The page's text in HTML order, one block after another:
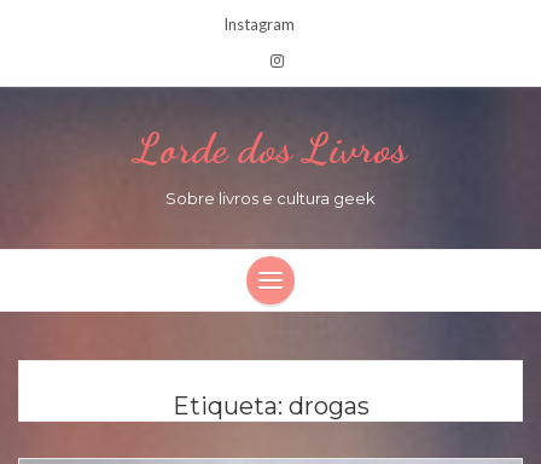
Instagram
Lorde dos Livros
Sobre livros e cultura geek
Etiqueta: drogas